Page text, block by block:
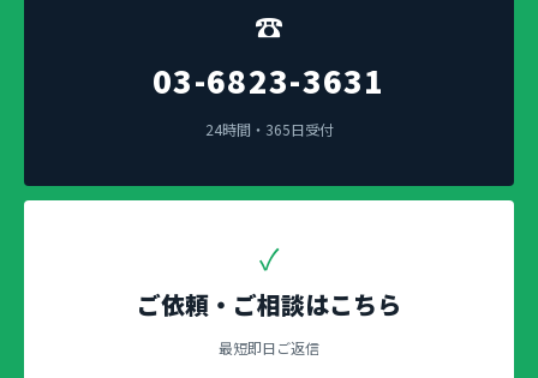
☎
03-6823-3631
24時間・365日受付
✓
ご依頼・ご相談はこちら
最短即日ご返信